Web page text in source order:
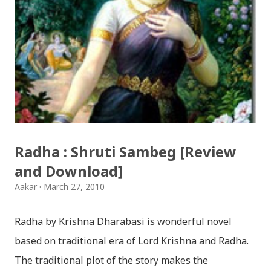
Download Patriotic Nepali Song: जहाँ छन् बुध्दका आँखा /
jaha chhan buddha ka aakha - bhaktaraj acharya
Download Patriotic Nepali Song: नेपालले के गर्यो मलाई, भन्न
छोडिदेउ Download: रातो र चन्द्र सुर्य / raato ra chandra
surya (रचनाकार: गोपाल प्रसाद रिमाल, गायक: फत्तेमान, संगीत:
अम्बर गुरुङ) Download: सयथरि बाजा एउटै ताल / saya thari
मरेपनि मेरो देश बाँचिराखोस / ma marepan...
Radha : Shruti Sambeg [Review
and Download]
Aakar March 27, 2010
Radha by Krishna Dharabasi is wonderful novel
based on traditional era of Lord Krishna and Radha.
The traditional plot of the story makes the